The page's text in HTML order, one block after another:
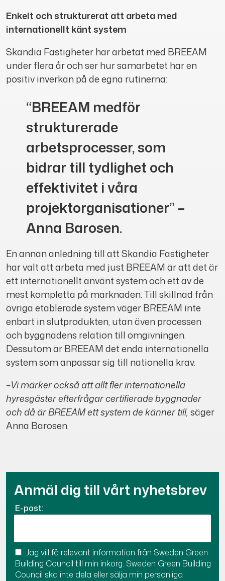
Enkelt och strukturerat att arbeta med
internationellt känt system
Skandia Fastigheter har arbetat med BREEAM
under flera år och ser hur samarbetet har en
positiv inverkan på de egna rutinerna:
“BREEAM medför
strukturerade
arbetsprocesser, som
bidrar till tydlighet och
effektivitet i våra
projektorganisationer” –
Anna Barosen.
En annan anledning till att Skandia Fastigheter
har valt att arbeta med just BREEAM är att det är
ett internationellt använt system och ett av de
mest kompletta på marknaden. Till skillnad från
övriga etablerade system väger BREEAM inte
enbart in slutprodukten, utan även processen
och byggnadens relation till omgivningen.
Dessutom är BREEAM det enda internationella
system som anpassar sig till nationella krav.
–Vi märker också att allt fler internationella
hyresgäster efterfrågar certifierade byggnader
och då är BREEAM ett system de känner till, säger
Anna Barosen.
Anmäl dig till vårt nyhetsbrev
E-post:
Jag vill få relevant information från Sweden Green
Building Council till min inkorg. Sweden Green Building
Council ska inte dela eller sälja min personliga